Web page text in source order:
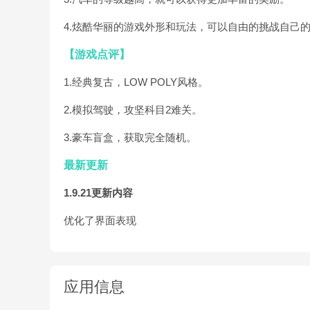
4.炫酷华丽的游戏外形和玩法，可以自由的挑战自己的
【游戏点评】
1.经典复古，LOW POLY风格。
2.模拟驾驶，攻坚科目2难关。
3.豪车盲盒，获取完全随机。
最新更新
1.9.21更新内容
优化了界面表现
应用信息